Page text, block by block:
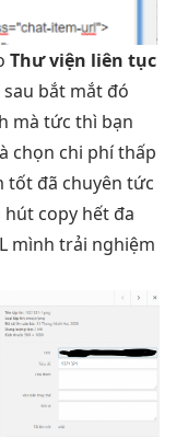
Thư viện liên tục
sau bắt mắt đó
mà tức thì bạn
chọn chi phí thấp
tốt đã chuyên tức
hút copy hết đa
mình trải nghiệm